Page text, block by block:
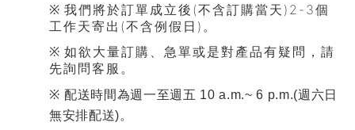
※ 我們將於訂單成立後(不含訂購當天)2-3個
工作天寄出(不含例假日)。
※ 如欲大量訂購、急單或是對產品有疑問，請
先詢問客服。
※ 配送時間為週一至週五 10 a.m.~ 6 p.m.(週六日
無安排配送)。